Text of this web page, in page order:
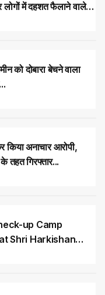
लोगों में दहशत फैलाने वाले
को दोबारा बेचने वाला
किया अनाचार आरोपी,
तहत गिरफ्तार...
up Camp
Shri Harkishan